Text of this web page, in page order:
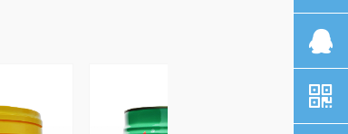
뀩
낃